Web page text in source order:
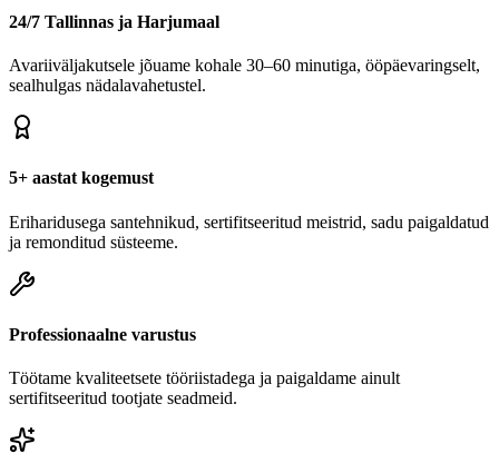
24/7 Tallinnas ja Harjumaal
Avariiväljakutsele jõuame kohale 30–60 minutiga, ööpäevaringselt,
sealhulgas nädalavahetustel.
5+ aastat kogemust
Eriharidusega santehnikud, sertifitseeritud meistrid, sadu paigaldatud
ja remonditud süsteeme.
Professionaalne varustus
Töötame kvaliteetsete tööriistadega ja paigaldame ainult
sertifitseeritud tootjate seadmeid.